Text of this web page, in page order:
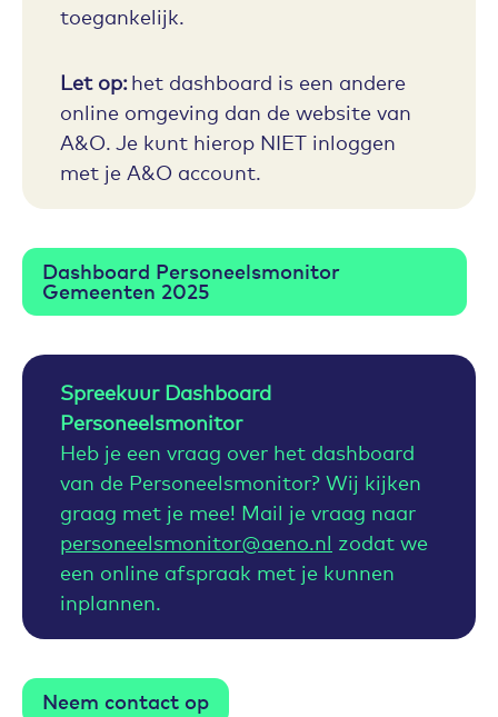
toegankelijk.
Let op:het dashboard is een andere
online omgeving dan de website van
A&O. Je kunt hierop NIET inloggen
met je A&O account.
Dashboard Personeelsmonitor
Gemeenten 2025
Spreekuur Dashboard
Personeelsmonitor
Heb je een vraag over het dashboard
van de Personeelsmonitor? Wij kijken
graag met je mee! Mail je vraag naar
personeelsmonitor@aeno.nl zodat we
een online afspraak met je kunnen
inplannen.
Neem contact op